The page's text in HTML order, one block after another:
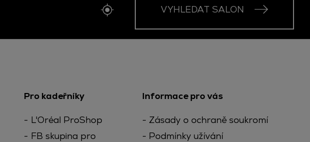
VYHLEDAT SALON
Pro kadeřníky
L'Oréal ProShop
FB skupina pro
Informace pro vás
Zásady o ochraně soukromí
Podmínky užívání